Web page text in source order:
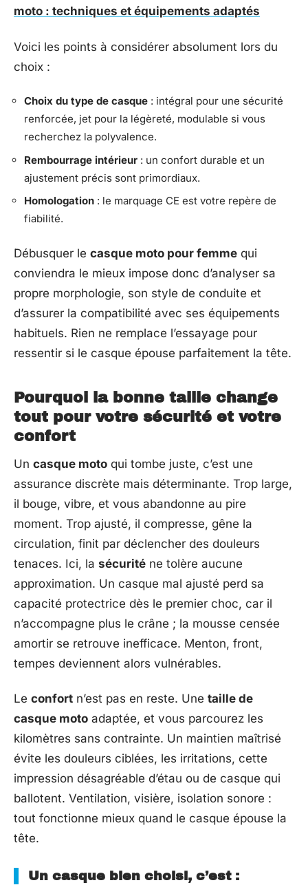
moto : techniques et équipements adaptés
Voici les points à considérer absolument lors du
choix :
Choix du type de casque : intégral pour une sécurité
renforcée, jet pour la légèreté, modulable si vous
recherchez la polyvalence.
Rembourrage intérieur : un confort durable et un
ajustement précis sont primordiaux.
Homologation : le marquage CE est votre repère de
fiabilité.
Débusquer le casque moto pour femme qui
conviendra le mieux impose donc d’analyser sa
propre morphologie, son style de conduite et
d’assurer la compatibilité avec ses équipements
habituels. Rien ne remplace l’essayage pour
ressentir si le casque épouse parfaitement la tête.
Pourquoi la bonne taille change
tout pour votre sécurité et votre
confort
Un casque moto qui tombe juste, c’est une
assurance discrète mais déterminante. Trop large,
il bouge, vibre, et vous abandonne au pire
moment. Trop ajusté, il compresse, gêne la
circulation, finit par déclencher des douleurs
tenaces. Ici, la sécurité ne tolère aucune
approximation. Un casque mal ajusté perd sa
capacité protectrice dès le premier choc, car il
n’accompagne plus le crâne ; la mousse censée
amortir se retrouve inefficace. Menton, front,
tempes deviennent alors vulnérables.
Le confort n’est pas en reste. Une taille de
casque moto adaptée, et vous parcourez les
kilomètres sans contrainte. Un maintien maîtrisé
évite les douleurs ciblées, les irritations, cette
impression désagréable d’étau ou de casque qui
ballotent. Ventilation, visière, isolation sonore :
tout fonctionne mieux quand le casque épouse la
tête.
Un casque bien choisi, c’est :